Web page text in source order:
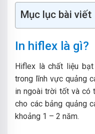
Mục lục bài viết
In hiflex là gì?
Hiflex là chất liệu
trong lĩnh vực quảng
in ngoài trời tốt và có
cho các bảng quảng
khoảng 1 – 2 năm.